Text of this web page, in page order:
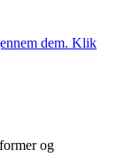
dem. Klik
og